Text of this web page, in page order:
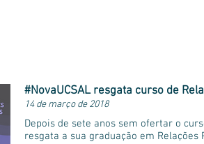
#NovaUCSAL resgata curso de
14 de março de 2018
Depois de sete anos sem ofertar o
resgata a sua graduação em Relações